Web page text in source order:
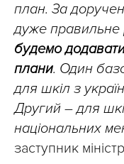
план. За
дуже правильне
будемо
плани. Один
для шкіл з
Другий –для
національних
заступник